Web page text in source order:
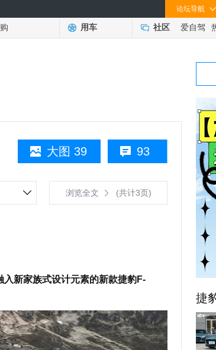
论坛导航
用车 社区 爱自驾
93
大图 39
浏览全文 (共计3页)
新家族式设计元素的新款捷豹F-
捷